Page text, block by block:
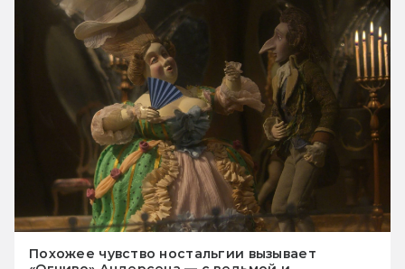
Похожее чувство ностальгии вызывает